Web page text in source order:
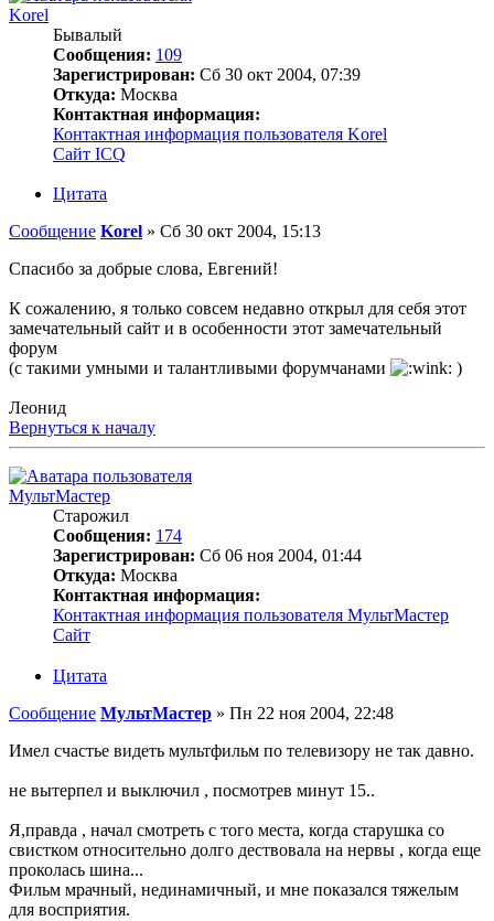
Korel
Бывалый
Сообщения: 109
Зарегистрирован: Сб 30 окт 2004, 07:39
Откуда: Москва
Контактная информация:
Контактная информация пользователя Korel
Сайт ICQ
Цитата
Сообщение Korel » Сб 30 окт 2004, 15:13
Спасибо за добрые слова, Евгений!
К сожалению, я только совсем недавно открыл для себя этот
замечательный сайт и в особенности этот замечательный
форум
(с такими умными и талантливыми форумчанами
)
Леонид
Вернуться к началу
МультМастер
Старожил
Сообщения: 174
Зарегистрирован: Сб 06 ноя 2004, 01:44
Откуда: Москва
Контактная информация:
Контактная информация пользователя МультМастер
Сайт
Цитата
Сообщение МультМастер » Пн 22 ноя 2004, 22:48
Имел счастье видеть мультфильм по телевизору не так давно.
не вытерпел и выключил , посмотрев минут 15..
Я,правда , начал смотреть с того места, когда старушка со
свистком относительно долго дествовала на нервы , когда еще
проколась шина...
Фильм мрачный, нединамичный, и мне показался тяжелым
для восприятия.